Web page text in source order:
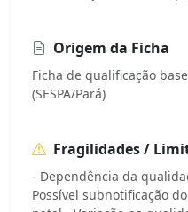
Origem da Ficha
Ficha de qualificação
(SESPA/Pará)
Fragilidades /
- Dependência da
Possível subnotificação